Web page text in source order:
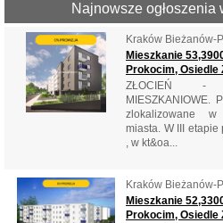
Najnowsze ogłoszenia
Kraków Bieżanów-
Mieszkanie
Prokocim, Osiedle
ZŁOCIEŃ -
MIESZKANIOWE.
zlokalizowane w
miasta. W III
, w kt&oa...
Kraków Bieżanów-
Mieszkanie
Prokocim, Osiedle